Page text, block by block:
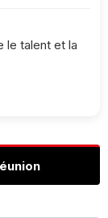
le talent et la